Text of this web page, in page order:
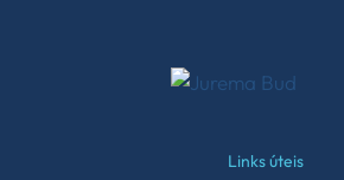
Links úteis